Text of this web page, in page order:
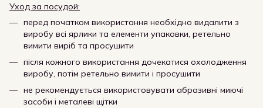
Уход за посудой:
перед початком використання необхідно видалити з
виробу всі ярлики та елементи упаковки, ретельно
вимити виріб та просушити
після кожного використання дочекатися охолодження
виробу, потім ретельно вимити і просушити
не рекомендується використовувати абразивні миючі
засоби і металеві щітки